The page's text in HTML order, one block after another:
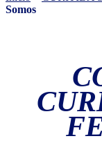
Somos